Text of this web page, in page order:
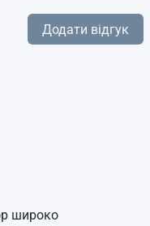
Додати відгук
широко